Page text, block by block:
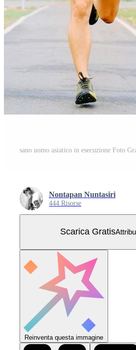
sano uomo asiatico in esecuzione Foto
Nontapan Nuntasiri
444 Risorse
Scarica Gratis
Reinventa questa immagine